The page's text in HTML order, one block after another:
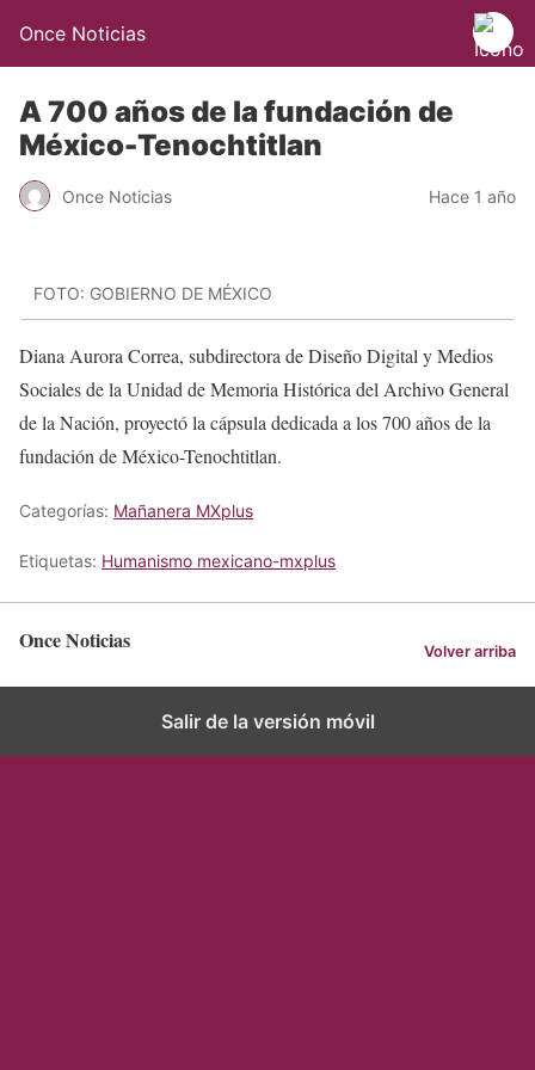
Once Noticias
A 700 años de la fundación de
México-Tenochtitlan
Once Noticias Hace 1 año
FOTO: GOBIERNO DE MÉXICO
Diana Aurora Correa, subdirectora de Diseño Digital y Medios
Sociales de la Unidad de Memoria Histórica del Archivo General
de la Nación, proyectó la cápsula dedicada a los 700 años de la
fundación de México-Tenochtitlan.
Categorías: Mañanera MXplus
Etiquetas: Humanismo mexicano-mxplus
Once Noticias Volver arriba
Salir de la versión móvil